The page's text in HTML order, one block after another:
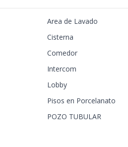
Area de Lavado
Cisterna
Comedor
Intercom
Lobby
Pisos en Porcelanato
POZO TUBULAR